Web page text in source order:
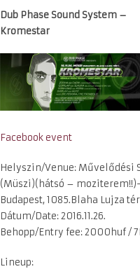
Dub Phase Sound System –
Kromestar
Facebook event
Helyszin/Venue: Művelődési
(Müszi)(hátsó – moziterem!!)-
Budapest, 1085.Blaha Lujza tér
Dátum/Date: 2016.11.26.
Behopp/Entry fee: 2000huf /
Lineup: